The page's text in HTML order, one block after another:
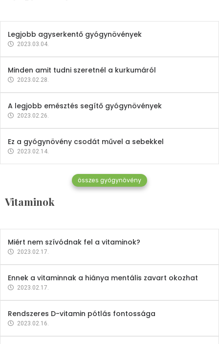
Legjobb agyserkentő gyógynövények
2023.03.04.
Minden amit tudni szeretnél a kurkumáról
2023.02.28.
A legjobb emésztés segítő gyógynövények
2023.02.26.
Ez a gyógynövény csodát művel a sebekkel
2023.02.14.
összes gyógynövény
Vitaminok
Vitaminok
Mindent a B-12 vitaminról
2023.02.27.
Miért nem szívódnak fel a vitaminok?
2023.02.17.
Ennek a vitaminnak a hiánya mentális zavart okozhat
2023.02.17.
Rendszeres D-vitamin pótlás fontossága
2023.02.16.